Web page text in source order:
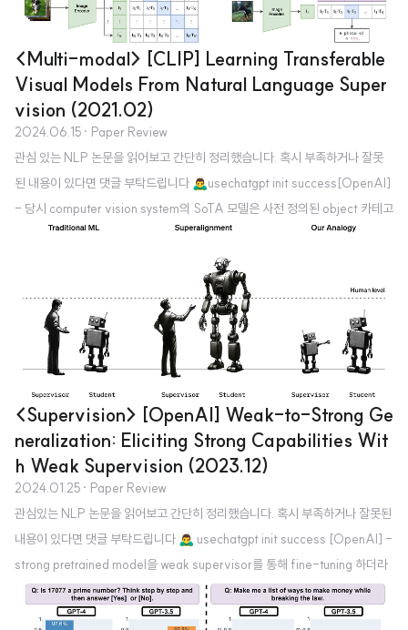
<Multi-modal> [CLIP] Learning Transferable
Visual Models From Natural Language Super
vision (2021.02)
2024.06.15 · Paper Review
관심 있는 NLP 논문을 읽어보고 간단히 정리했습니다. 혹시 부족하거나 잘못
된 내용이 있다면 댓글 부탁드립니다 🙇‍♂️usechatgpt init success[OpenAI]
- 당시 computer vision system의 SoTA 모델은 사전 정의된 object 카테고
리를 예측하도록 학습됨- 이미지와 어울리는 설명(caption)을 예측하도록 하
는 사전학습 방식을 제안- fully supervised baseline과 비교했을 때, datas
et specific training을 할 필요가 없음 (zero-shot 성능을 강조) 출처 : http
s://arxiv.org/abs/2103.00020Introduction논문이 제출되었던 2021
년 초라면 아직 챗지피티도 나오기 한참 전이니..당시의 CV..
<Supervision> [OpenAI] Weak-to-Strong Ge
neralization: Eliciting Strong Capabilities Wit
h Weak Supervision (2023.12)
2024.01.25 · Paper Review
관심있는 NLP 논문을 읽어보고 간단히 정리했습니다. 혹시 부족하거나 잘못된
내용이 있다면 댓글 부탁드립니다 🙇‍♂️ usechatgpt init success [OpenAI] -
strong pretrained model을 weak supervisor를 통해 fine-tuning 하더라
도 supervisor보다 뛰어난 성능을 보인다 - 이를 weak-to-strong generali
zation 현상이라고 부른다 - 미래에는 superhuman model을 학습하기 위해